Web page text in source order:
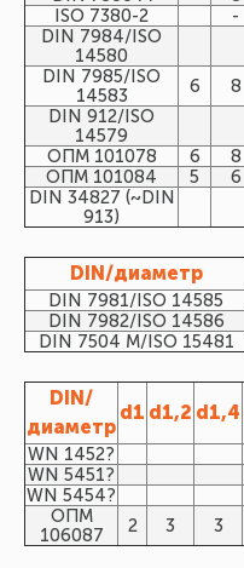
ISO 7380-2
-
DIN 7984/ISO
14580
DIN 7985/ISO
14583
6 8
DIN 912/ISO
14579
ОПМ 101078
6 8
ОПМ 101084
5 6
DIN 34827 (~DIN
913)
DIN/диаметр
DIN 7981/ISO 14585
DIN 7982/ISO 14586
DIN 7504 M/ISO 15481
DIN/
диаметр
d1 d1,2 d1,4
WN 1452?
WN 5451?
WN 5454?
ОПМ
106087
2 3 3